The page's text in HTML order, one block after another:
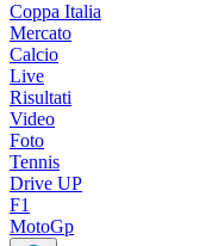
Coppa Italia
Mercato
Calcio
Live
Risultati
Video
Foto
Tennis
Drive UP
F1
MotoGp